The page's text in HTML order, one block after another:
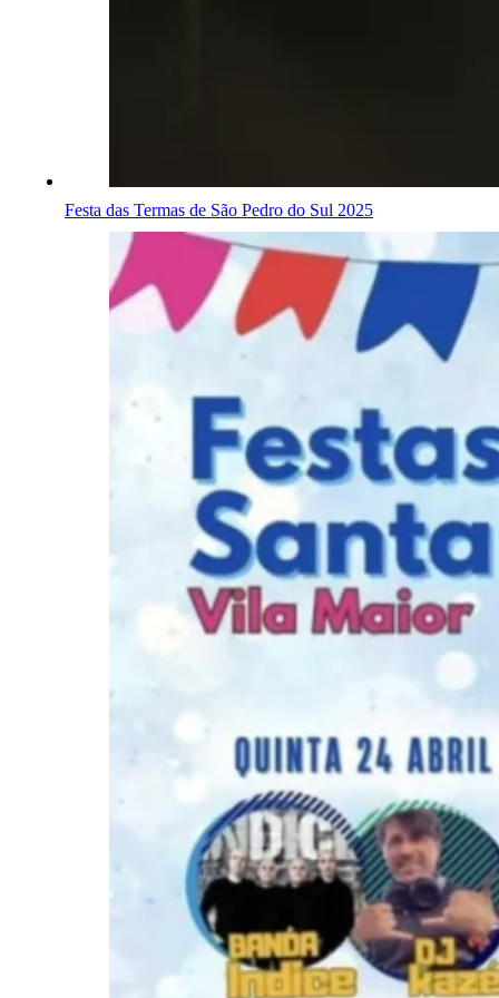
Festa das Termas de São Pedro do Sul 2025